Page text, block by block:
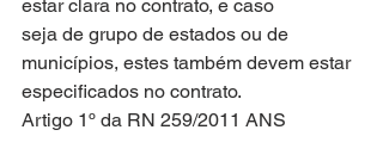
estar clara no contrato, e caso
seja de grupo de estados ou de
municípios, estes também devem estar
especificados no contrato.
Artigo 1º da RN 259/2011 ANS